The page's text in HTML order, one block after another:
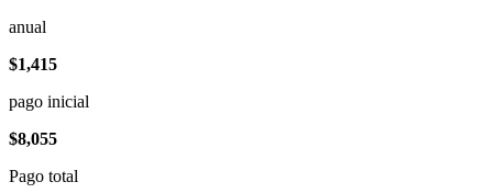
anual
$1,415
pago inicial
$8,055
Pago total